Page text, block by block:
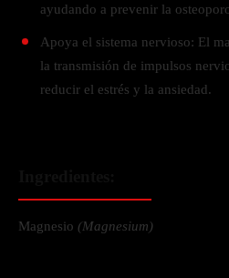
ayudando a prevenir la
Apoya el sistema nervioso: El
la transmisión de impulsos
reducir el estrés y la ansiedad.
Magnesio (Magnesium)